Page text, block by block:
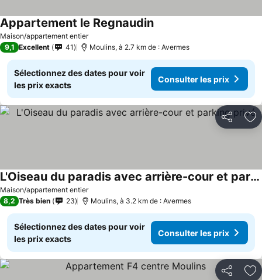
Maison/appartement entier
Appartement le Regnaudin
9,1 Excellent 41 Moulins, à 2.7 km de : Avermes
Sélectionnez des dates pour voir
les prix exacts
Consulter les prix
Partager
Maison/appartement entier
L'Oiseau du paradis avec arrière-cour et parking privé
8,2 Très bien 23 Moulins, à 3.2 km de : Avermes
Sélectionnez des dates pour voir
les prix exacts
Consulter les prix
Partager